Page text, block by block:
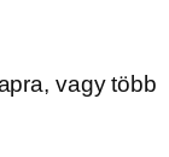
vagy több